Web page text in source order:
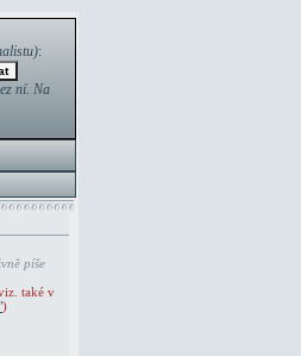
:
ní. Na
píše
také v
)